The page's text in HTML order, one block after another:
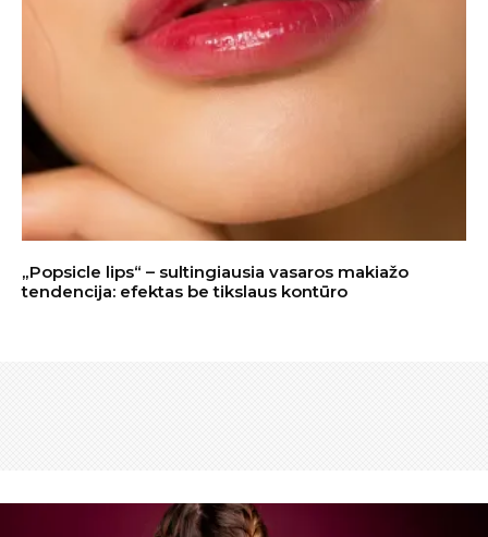
„Popsicle lips“ – sultingiausia vasaros makiažo
tendencija: efektas be tikslaus kontūro